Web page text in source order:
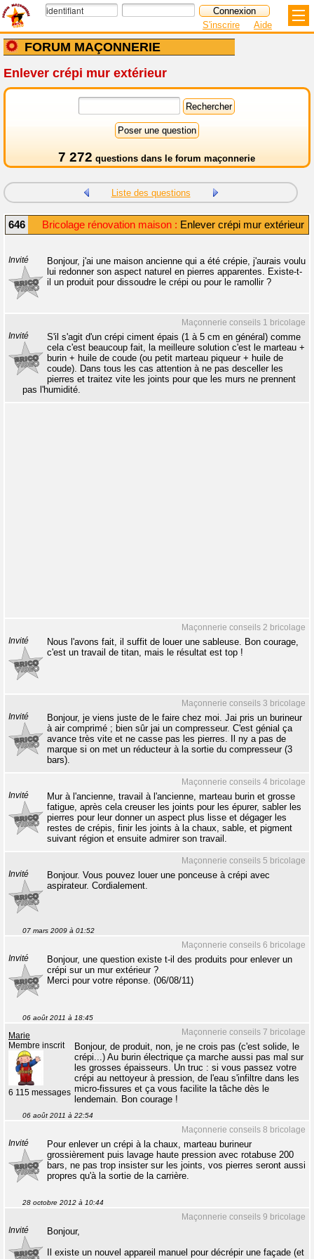
FORUM MAÇONNERIE
S'inscrire Aide
Enlever crépi mur extérieur
7 272 questions dans le forum maçonnerie
Liste des questions
646 Bricolage rénovation maison : Enlever crépi mur extérieur
Invité
Bonjour, j'ai une maison ancienne qui a été crépie, j'aurais voulu
lui redonner son aspect naturel en pierres apparentes. Existe-t-
il un produit pour dissoudre le crépi ou pour le ramollir ?
Maçonnerie conseils 1 bricolage
Invité
S'il s'agit d'un crépi ciment épais (1 à 5 cm en général) comme
cela c'est beaucoup fait, la meilleure solution c'est le marteau +
burin + huile de coude (ou petit marteau piqueur + huile de
coude). Dans tous les cas attention à ne pas desceller les
pierres et traitez vite les joints pour que les murs ne prennent
pas l'humidité.
Maçonnerie conseils 2 bricolage
Invité
Nous l'avons fait, il suffit de louer une sableuse. Bon courage,
c'est un travail de titan, mais le résultat est top !
Maçonnerie conseils 3 bricolage
Invité
Bonjour, je viens juste de le faire chez moi. Jai pris un burineur
à air comprimé ; bien sûr jai un compresseur. C'est génial ça
avance très vite et ne casse pas les pierres. Il ny a pas de
marque si on met un réducteur à la sortie du compresseur (3
bars).
Maçonnerie conseils 4 bricolage
Invité
Mur à l'ancienne, travail à l'ancienne, marteau burin et grosse
fatigue, après cela creuser les joints pour les épurer, sabler les
pierres pour leur donner un aspect plus lisse et dégager les
restes de crépis, finir les joints à la chaux, sable, et pigment
suivant région et ensuite admirer son travail.
Maçonnerie conseils 5 bricolage
Invité
Bonjour. Vous pouvez louer une ponceuse à crépi avec
aspirateur. Cordialement.
07 mars 2009 à 01:52
Maçonnerie conseils 6 bricolage
Invité
Bonjour, une question existe t-il des produits pour enlever un
crépi sur un mur extérieur ?
Merci pour votre réponse. (06/08/11)
06 août 2011 à 18:45
Maçonnerie conseils 7 bricolage
Marie
Membre inscrit
6 115 messages
Bonjour, de produit, non, je ne crois pas (c'est solide, le
crépi...) Au burin électrique ça marche aussi pas mal sur
les grosses épaisseurs. Un truc : si vous passez votre
crépi au nettoyeur à pression, de l'eau s'infiltre dans les
micro-fissures et ça vous facilite la tâche dès le
lendemain. Bon courage !
06 août 2011 à 22:54
Maçonnerie conseils 8 bricolage
Invité
Pour enlever un crépi à la chaux, marteau burineur
grossièrement puis lavage haute pression avec rotabuse 200
bars, ne pas trop insister sur les joints, vos pierres seront aussi
propres qu'à la sortie de la carrière.
28 octobre 2012 à 10:44
Maçonnerie conseils 9 bricolage
Invité
Bonjour,
Il existe un nouvel appareil manuel pour décrépir une façade (et